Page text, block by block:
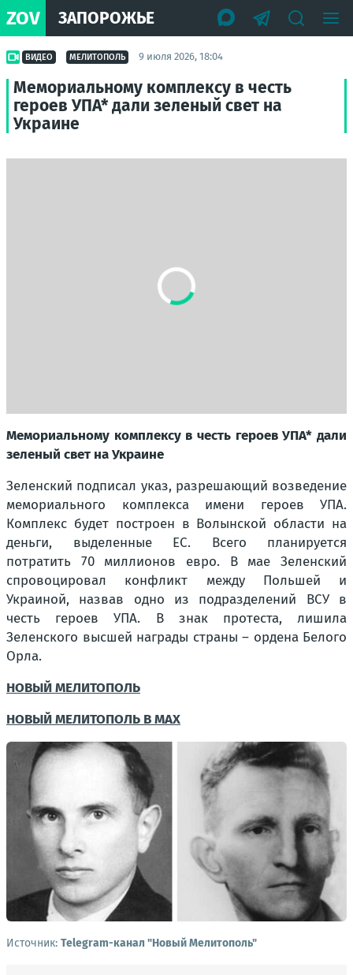
ZOV ЗАПОРОЖЬЕ
ВИДЕО МЕЛИТОПОЛЬ 9 июля 2026, 18:04
Мемориальному комплексу в честь
героев УПА* дали зеленый свет на
Украине
Мемориальному комплексу в честь героев УПА* дали
зеленый свет на Украине
Зеленский подписал указ, разрешающий возведение
мемориального комплекса имени героев УПА.
Комплекс будет построен в Волынской области на
деньги, выделенные ЕС. Всего планируется
потратить 70 миллионов евро. В мае Зеленский
спровоцировал конфликт между Польшей и
Украиной, назвав одно из подразделений ВСУ в
честь героев УПА. В знак протеста, лишила
Зеленского высшей награды страны – ордена Белого
Орла.
НОВЫЙ МЕЛИТОПОЛЬ
НОВЫЙ МЕЛИТОПОЛЬ В MAX
Источник: Telegram-канал "Новый Мелитополь"